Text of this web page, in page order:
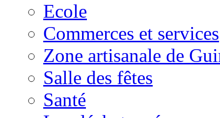
Ecole
Commerces et services
Zone artisanale de
Salle des fêtes
Santé